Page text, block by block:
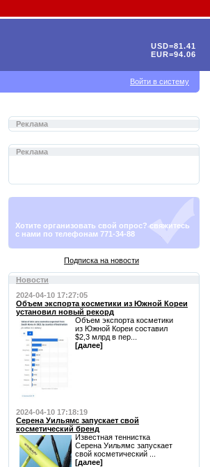
Реклама
Реклама
Хотите организовать свой опрос? свяжитесь
с нами по телефонам 771-34-88
Подписка на новости
Новости
2024-04-10 17:27:05
Объем экспорта косметики из Южной Кореи
установил новый рекорд
Объем экспорта косметики
из Южной Кореи составил
$2,3 млрд в пер...
[далее]
2024-04-10 17:18:19
Серена Уильямс запускает свой
косметический бренд
Известная теннистка
Серена Уильямс запускает
свой косметический ...
[далее]
USD=81.41
EUR=94.06
Войти в систему